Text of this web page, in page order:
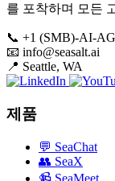
를 포착하며 모든
📞 +1 (SMB)-AI-
📧 info@seasalt.ai
📍 Seattle, WA
제품
💬 SeaChat
👥 SeaX
📹 SeaMeet